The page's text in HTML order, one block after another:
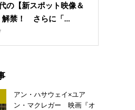
の【新スポット映像＆
解禁！ さらに「...
アン・ハサウェイ×ユア
ン・マクレガー 映画『オ